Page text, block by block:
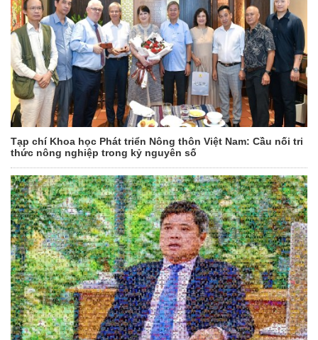
Tạp chí Khoa học Phát triển Nông thôn Việt Nam: Cầu nối tri
thức nông nghiệp trong kỷ nguyên số